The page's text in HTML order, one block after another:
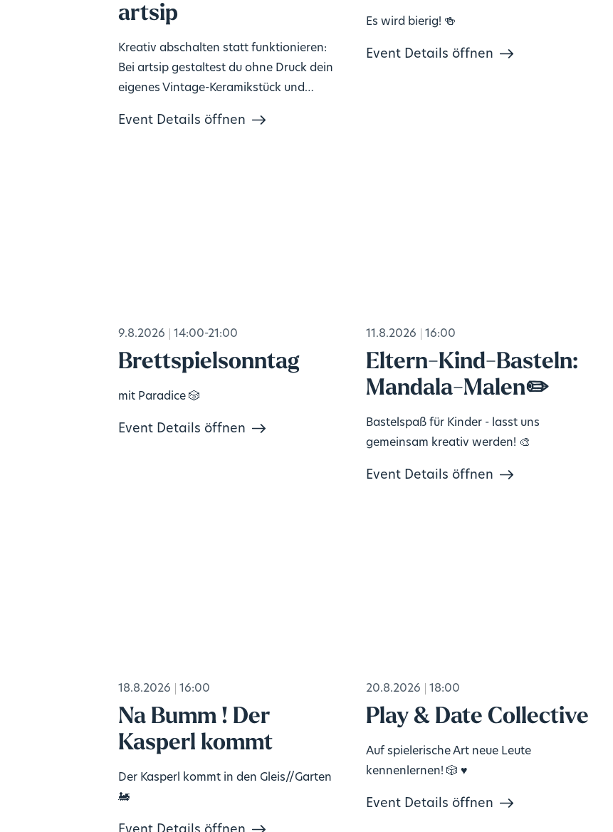
artsip
Kreativ abschalten statt funktionieren:
Bei artsip gestaltest du ohne Druck dein
eigenes Vintage-Keramikstück und
Vorkenntnisse nötig, Material inklusive.
Event Details öffnen
Es wird bierig! 🍻
Event Details öffnen
9.8.2026 14:00-21:00
Brettspielsonntag
mit Paradice 🎲
Event Details öffnen
11.8.2026 16:00
Eltern-Kind-Basteln:
Mandala-Malen✏️
Bastelspaß für Kinder - lasst uns
gemeinsam kreativ werden! 🎨
Event Details öffnen
18.8.2026 16:00
Na Bumm ! Der
Kasperl kommt
Der Kasperl kommt in den Gleis//Garten
🚂
20.8.2026 18:00
Play & Date Collective
Auf spielerische Art neue Leute
kennenlernen! 🎲 ♥️
Event Details öffnen